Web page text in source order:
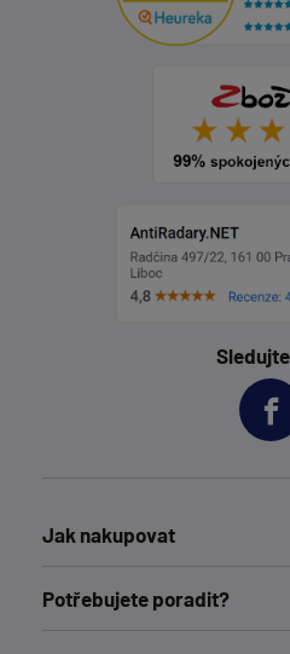
Jak nakupovat
Potřebujete poradit?